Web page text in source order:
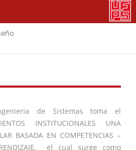
de Sistemas toma el
INSTITUCIONALES UNA
BASADA EN COMPETENCIAS –
el cual surge como